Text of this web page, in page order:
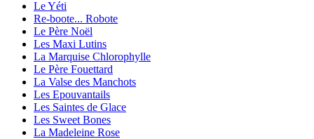
Le Yéti
Re-boote... Robote
Le Père Noël
Les Maxi Lutins
La Marquise Chlorophylle
Le Père Fouettard
La Valse des Manchots
Les Epouvantails
Les Saintes de Glace
Les Sweet Bones
La Madeleine Rose